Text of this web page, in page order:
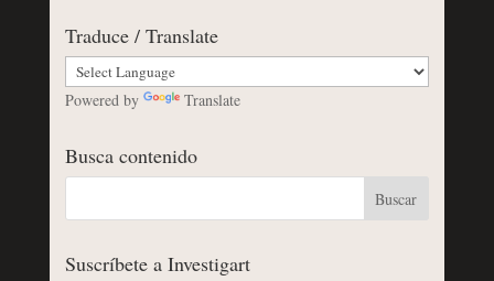
Traduce / Translate
Powered by Translate
Busca contenido
Suscríbete a Investigart